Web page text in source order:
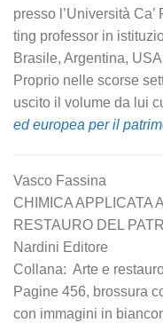
presso l’Università
ting professor in
Brasile, Argentina,
Proprio nelle scorse
uscito il volume da lui
ed europea per il
Vasco Fassina
CHIMICA APPLICATA
RESTAURO DEL
Nardini Editore
Collana: Arte e
Pagine 456, brossura
con immagini in